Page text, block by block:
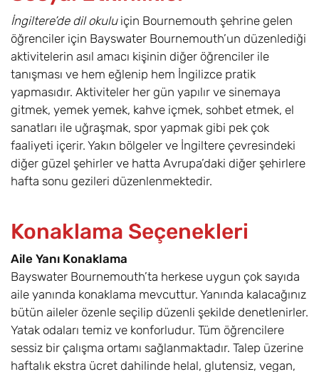
İngiltere’de dil okuluiçin Bournemouth şehrine gelen
öğrenciler için Bayswater Bournemouth’un düzenlediği
aktivitelerin asıl amacı kişinin diğer öğrenciler ile
tanışması ve hem eğlenip hem İngilizce pratik
yapmasıdır. Aktiviteler her gün yapılır ve sinemaya
gitmek, yemek yemek, kahve içmek, sohbet etmek, el
sanatları ile uğraşmak, spor yapmak gibi pek çok
faaliyeti içerir. Yakın bölgeler ve İngiltere çevresindeki
diğer güzel şehirler ve hatta Avrupa’daki diğer şehirlere
hafta sonu gezileri düzenlenmektedir.
Konaklama Seçenekleri
Aile Yanı Konaklama
Bayswater Bournemouth’ta herkese uygun çok sayıda
aile yanında konaklama mevcuttur. Yanında kalacağınız
bütün aileler özenle seçilip düzenli şekilde denetlenirler.
Yatak odaları temiz ve konforludur. Tüm öğrencilere
sessiz bir çalışma ortamı sağlanmaktadır. Talep üzerine
haftalık ekstra ücret dahilinde helal, glutensiz, vegan,